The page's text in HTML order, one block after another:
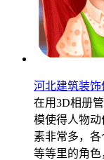
河北建筑装饰
在用3D相册
模使得人物
素非常多，
等等里的角